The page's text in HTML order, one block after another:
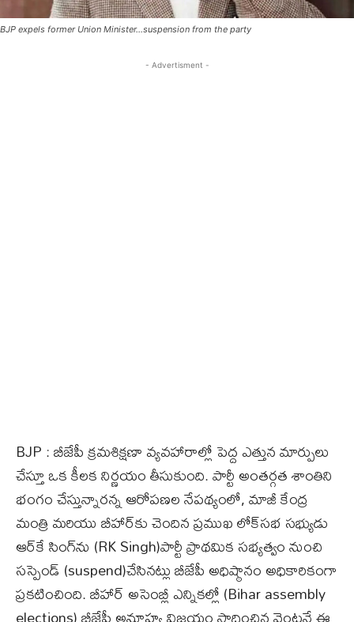
BJP expels former Union Minister...suspension from the party
- Advertisment -
BJP : బీజేపీ క్రమశిక్షణా వ్యవహారాల్లో పెద్ద ఎత్తున మార్పులు
చేస్తూ ఒక కీలక నిర్ణయం తీసుకుంది. పార్టీ అంతర్గత శాంతిని
భంగం చేస్తున్నారన్న ఆరోపణల నేపథ్యంలో, మాజీ కేంద్ర
మంత్రి మరియు బీహార్‌కు చెందిన ప్రముఖ లోక్‌సభ సభ్యుడు
ఆర్‌కే సింగ్‌ను (RK Singh)పార్టీ ప్రాథమిక సభ్యత్వం నుంచి
సస్పెండ్ (suspend)చేసినట్లు బీజేపీ అధిష్ఠానం అధికారికంగా
ప్రకటించింది. బీహార్ అసెంబ్లీ ఎన్నికల్లో (Bihar assembly